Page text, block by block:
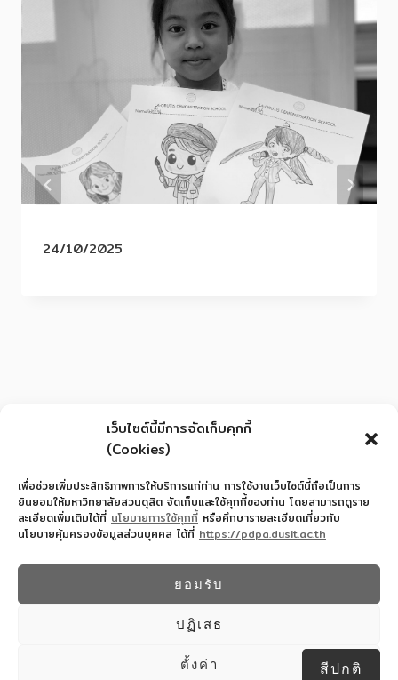
เว็บไซต์นี้มีการจัดเก็บคุกกี้
(Cookies)
เพื่อช่วยเพิ่มประสิทธิภาพการให้บริการแก่ท่าน การใช้งานเว็บไซต์นี้ถือเป็นการ
ยินยอมให้มหาวิทยาลัยสวนดุสิต จัดเก็บและใช้คุกกี้ของท่าน โดยสามารถดูราย
ละเอียดเพิ่มเติมได้ที่ นโยบายการใช้คุกกี้ หรือศึกษารายละเอียดเกี่ยวกับ
นโยบายคุ้มครองข้อมูลส่วนบุคคล ได้ที่ https://pdpa.dusit.ac.th
ยอมรับ
ปฏิเสธ
ตั้งค่า
24/10/2025
022445587
© 2026 โรงเรียนสาธิตละอออุทิศ - WordPress
Theme byKadence WP
Design By COMSCI67 SDU
สีปกติ